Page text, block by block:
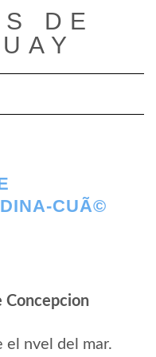
DE
modo de navegación
CUÃ©
Concepcion
nvel del mar.